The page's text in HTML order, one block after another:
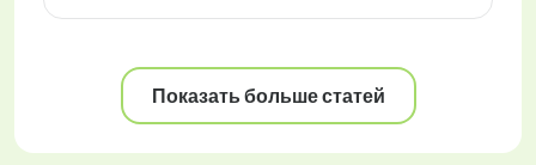
Показать больше статей